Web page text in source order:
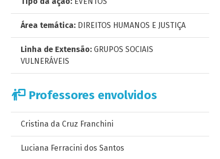
Área temática: DIREITOS HUMANOS E JUSTIÇA
Linha de Extensão: GRUPOS SOCIAIS
VULNERÁVEIS
Professores envolvidos
Cristina da Cruz Franchini
Luciana Ferracini dos Santos